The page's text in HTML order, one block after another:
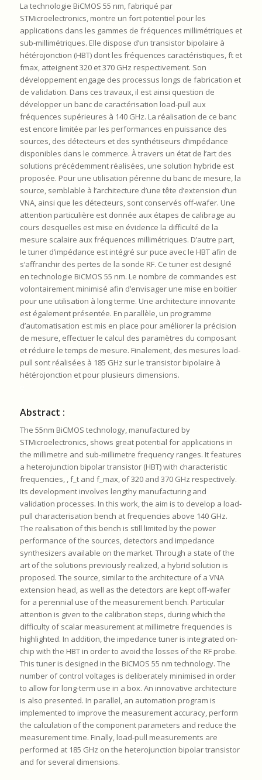
La technologie BiCMOS 55 nm, fabriqué par
STMicroelectronics, montre un fort potentiel pour les
applications dans les gammes de fréquences millimétriques et
sub-millimétriques. Elle dispose d’un transistor bipolaire à
hétérojonction (HBT) dont les fréquences caractéristiques, ft et
fmax, atteignent 320 et 370 GHz respectivement. Son
développement engage des processus longs de fabrication et
de validation. Dans ces travaux, il est ainsi question de
développer un banc de caractérisation load-pull aux
fréquences supérieures à 140 GHz. La réalisation de ce banc
est encore limitée par les performances en puissance des
sources, des détecteurs et des synthétiseurs d’impédance
disponibles dans le commerce. À travers un état de l’art des
solutions précédemment réalisées, une solution hybride est
proposée. Pour une utilisation pérenne du banc de mesure, la
source, semblable à l’architecture d’une tête d’extension d’un
VNA, ainsi que les détecteurs, sont conservés off-wafer. Une
attention particulière est donnée aux étapes de calibrage au
cours desquelles est mise en évidence la difficulté de la
mesure scalaire aux fréquences millimétriques. D’autre part,
le tuner d’impédance est intégré sur puce avec le HBT afin de
s’affranchir des pertes de la sonde RF. Ce tuner est designé
en technologie BiCMOS 55 nm. Le nombre de commandes est
volontairement minimisé afin d’envisager une mise en boitier
pour une utilisation à long terme. Une architecture innovante
est également présentée. En parallèle, un programme
d’automatisation est mis en place pour améliorer la précision
de mesure, effectuer le calcul des paramètres du composant
et réduire le temps de mesure. Finalement, des mesures load-
pull sont réalisées à 185 GHz sur le transistor bipolaire à
hétérojonction et pour plusieurs dimensions.
Abstract :
The 55nm BiCMOS technology, manufactured by
STMicroelectronics, shows great potential for applications in
the millimetre and sub-millimetre frequency ranges. It features
a heterojunction bipolar transistor (HBT) with characteristic
frequencies, , f_t and f_max, of 320 and 370 GHz respectively.
Its development involves lengthy manufacturing and
validation processes. In this work, the aim is to develop a load-
pull characterisation bench at frequencies above 140 GHz.
The realisation of this bench is still limited by the power
performance of the sources, detectors and impedance
synthesizers available on the market. Through a state of the
art of the solutions previously realized, a hybrid solution is
proposed. The source, similar to the architecture of a VNA
extension head, as well as the detectors are kept off-wafer
for a perennial use of the measurement bench. Particular
attention is given to the calibration steps, during which the
difficulty of scalar measurement at millimetre frequencies is
highlighted. In addition, the impedance tuner is integrated on-
chip with the HBT in order to avoid the losses of the RF probe.
This tuner is designed in the BiCMOS 55 nm technology. The
number of control voltages is deliberately minimised in order
to allow for long-term use in a box. An innovative architecture
is also presented. In parallel, an automation program is
implemented to improve the measurement accuracy, perform
the calculation of the component parameters and reduce the
measurement time. Finally, load-pull measurements are
performed at 185 GHz on the heterojunction bipolar transistor
and for several dimensions.